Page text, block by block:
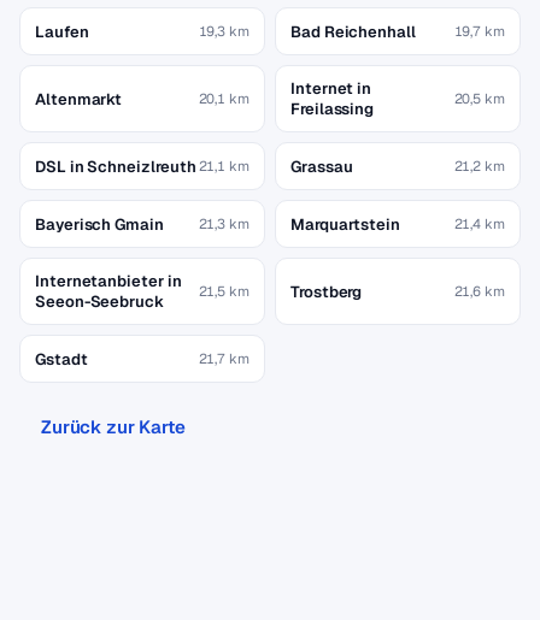
Laufen 19,3 km Bad Reichenhall 19,7 km
Altenmarkt 20,1 km
Internet in
Freilassing
20,5 km
DSL in Schneizlreuth 21,1 km Grassau 21,2 km
Bayerisch Gmain 21,3 km Marquartstein 21,4 km
Internetanbieter in
Seeon-Seebruck
21,5 km Trostberg 21,6 km
Gstadt 21,7 km
Zurück zur Karte